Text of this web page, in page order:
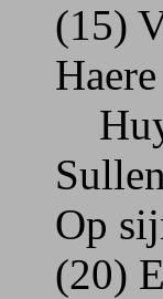
(15)
Op
(20)